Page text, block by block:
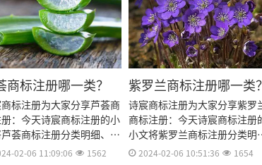
商标注册哪一类？
标注册为大家分享芦荟商
：今天诗宸商标注册的小
荟商标注册分类明细、商
流程及费用、商标注册多
02-06 11:09:06 1562
紫罗兰商标注册哪一类？
诗宸商标注册为大家分享紫罗
商标注册：今天诗宸商标注册
小文将紫罗兰商标注册分类明
细、商标注册流程及费用、商标
2024-02-06 10:51:36 1654